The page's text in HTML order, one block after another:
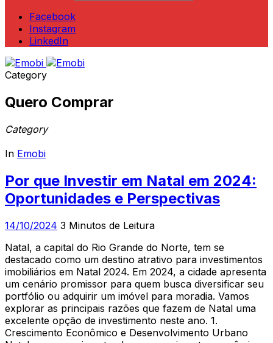
Facebook
Instagram
LinkedIn
Category
Quero Comprar
Category
In Emobi
Por que Investir em Natal em 2024:
Oportunidades e Perspectivas
14/10/2024 3 Minutos de Leitura
Natal, a capital do Rio Grande do Norte, tem se
destacado como um destino atrativo para investimentos
imobiliários em Natal 2024. Em 2024, a cidade apresenta
um cenário promissor para quem busca diversificar seu
portfólio ou adquirir um imóvel para moradia. Vamos
explorar as principais razões que fazem de Natal uma
excelente opção de investimento neste ano. 1.
Crescimento Econômico e Desenvolvimento Urbano